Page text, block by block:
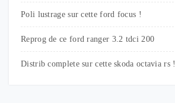
Poli lustrage sur cette ford focus !
Reprog de ce ford ranger 3.2 tdci 200
Distrib complete sur cette skoda octavia rs !